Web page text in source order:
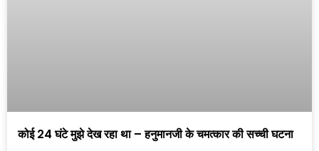
कोई 24 घंटे मुझे देख रहा था – हनुमानजी के चमत्कार की सच्ची घटना